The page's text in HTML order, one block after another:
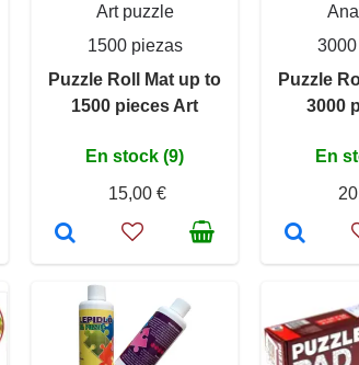
Art puzzle
1500 piezas
Puzzle Roll Mat up to
1500 pieces Art
En stock (9)
15,00 €
Puzzle
3000
En